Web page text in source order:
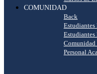
COMUNIDAD
Back
Estudiantes
Comunidad
Personal